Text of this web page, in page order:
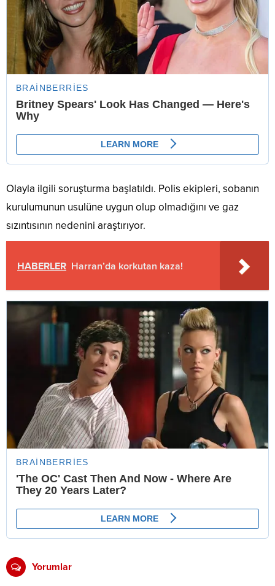
Olayla ilgili soruşturma başlatıldı. Polis ekipleri, sobanın
kurulumunun usulüne uygun olup olmadığını ve gaz
sızıntısının nedenini araştırıyor.
HABERLER Harran’da korkutan kaza!
Yorumlar